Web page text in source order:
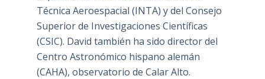
Técnica Aeroespacial (INTA) y del Consejo
Superior de Investigaciones Científicas
(CSIC). David también ha sido director del
Centro Astronómico hispano alemán
(CAHA), observatorio de Calar Alto.